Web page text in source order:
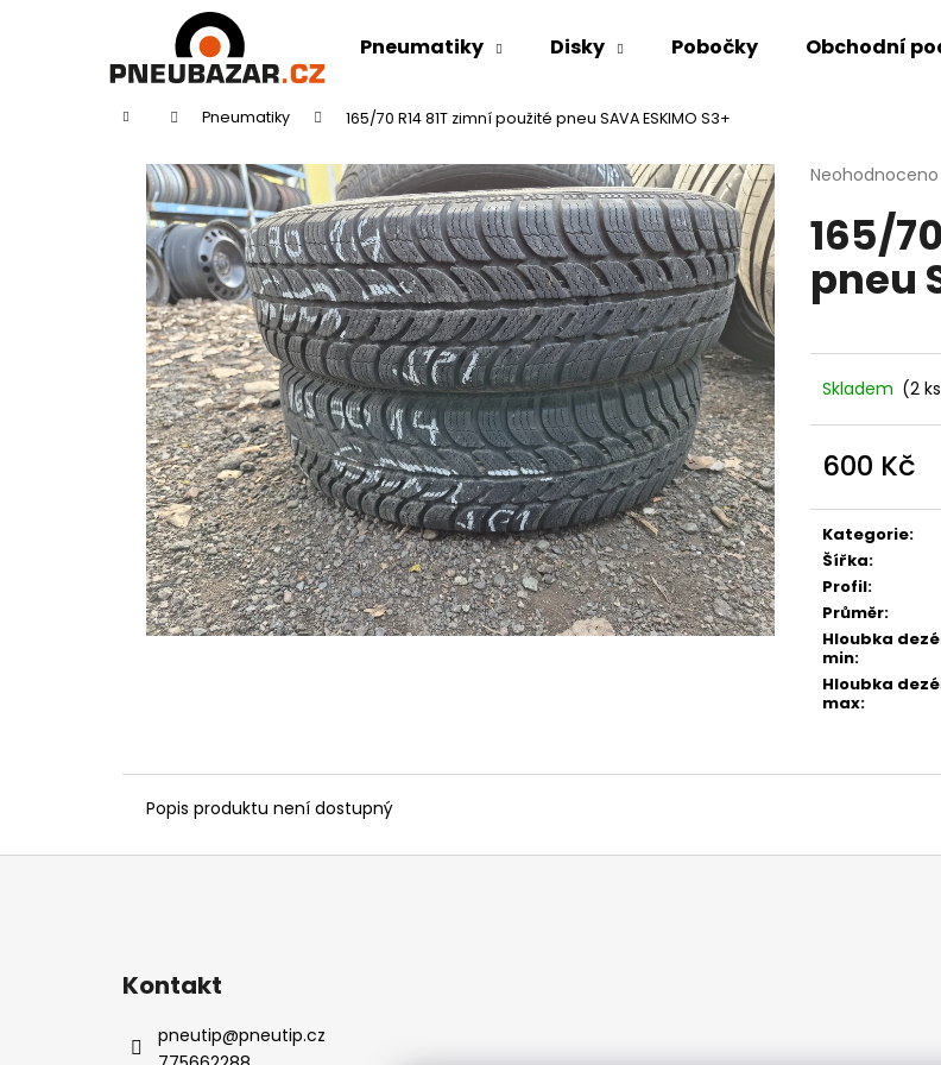
Pneumatiky Disky Pobočky Obchodní
Domů Pneumatiky 165/70 R14 81T zimní použité pneu SAVA ESKIMO S3+
Průměrné
produktu
5
Neohodnoceno
165/
pneu
Skladem (2
600 Kč
cena:
Kategorie:
Šířka:
Profil:
Průměr:
Hloubka
min:
Hloubka
max:
Popis produktu není dostupný
Zpět
Zpět
Co potřebujete najít?
HLEDAT
Doporučujeme
Z
Kontakt
pneutip@pneutip.cz